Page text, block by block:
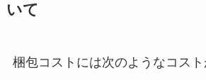
いて
梱包コストには次のようなコスト